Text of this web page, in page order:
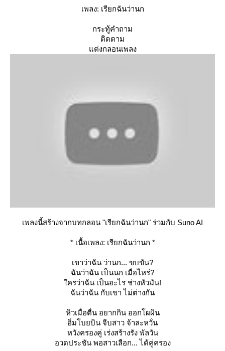
เพลง: เรียกฉันว่านก
กระทู้คำถาม
ติดตาม
ต่งกลอนเพลง
เพลงนี้สร้างจากบทกลอน "เรียกฉันว่านก" ร่วมกับ Suno AI
* เนื้อเพลง: เรียกฉันว่านก *
เขาว่าฉัน ว่านก... ขบขัน?
ฉันว่าฉัน เป็นนก เมื่อไหร่?
ครว่าฉัน เป็นอะไร ช่างหัวมัน!
ฉันว่าฉัน กับเขา ไม่ต่างกัน
หิวเมื่อตื่น อยากกิน ออกโผผิน
อิ่มโบยบิน จีบสาว จ้าละหวั่น
หวังครองคู่ เร่งสร้างรัง พัลวัน
อวดประชัน พอสาวเลือก... ได้คู่ครอง